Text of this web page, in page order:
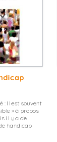
: Il est souvent
» à propos
il y a de
handicap